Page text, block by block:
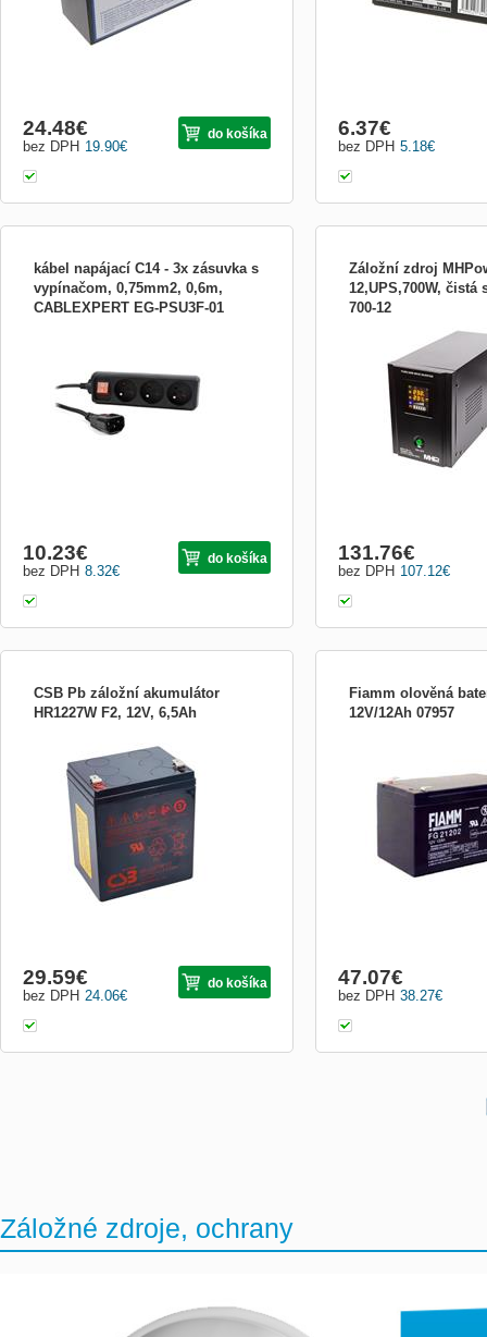
19.90€
bez DPH
24.48€ do košíka
5.18€
bez DPH
6.37€
kábel napájací C14 - 3x zásuvka s
vypínačom, 0,75mm2, 0,6m,
CABLEXPERT EG-PSU3F-01
French, 3x Max. prúd: 16 A Kábel: 0.6 m,
3G0.75mm2 Teplota: 0 - 40 °C Rormery:
175 x 42 x 38
8.32€
bez DPH
10.23€ do košíka
Záložní zdroj
12,UPS,700W, čistá
700-12
UPS, 700W, čistý sinus,
napájení ze sítě jsou
spotřebiče přímo ze sítě,
akumulátor je dobíjen,
zdroj automaticky
energie je odebírána...
107.12€
bez DPH
131.76€
CSB Pb záložní akumulátor
HR1227W F2, 12V, 6,5Ah
CSB HR1227W F2; Záložní olověný
akumulátor (12 V, kapacita 6,5 Ah) v
provedení VRLA (AGM) . Jde o konstrukci,
při níž dochází k regulaci vnitřního tlaku
pomocí ventilů (VRLA - Valv...
24.06€
bez DPH
29.59€ do košíka
Fiamm olověná
12V/12Ah 07957
akumulátory jsou
díky čemuž je lze
poloze a nevyžadují
slitině olova, cínu a
mřížku mají vynika...
38.27€
bez DPH
47.07€
Záložné zdroje, ochrany